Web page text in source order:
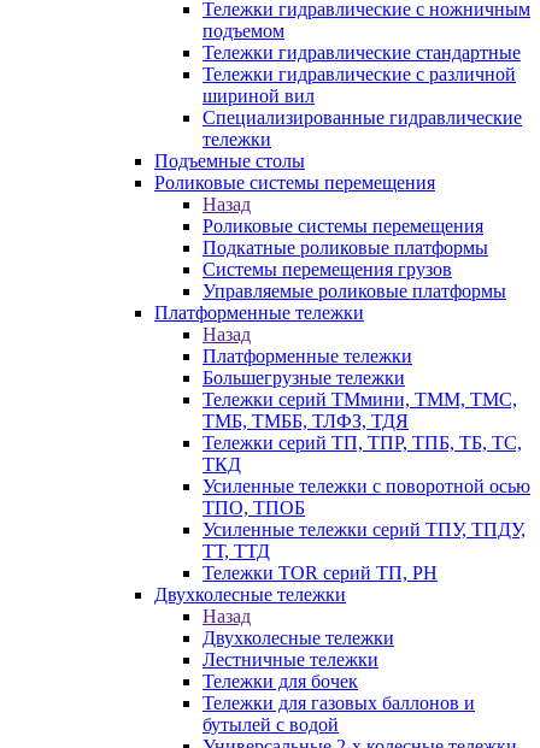
Тележки гидравлические с ножничным
подъемом
Тележки гидравлические стандартные
Тележки гидравлические с различной
шириной вил
Специализированные гидравлические
тележки
Подъемные столы
Роликовые системы перемещения
Назад
Роликовые системы перемещения
Подкатные роликовые платформы
Системы перемещения грузов
Управляемые роликовые платформы
Платформенные тележки
Назад
Платформенные тележки
Большегрузные тележки
Тележки серий ТМмини, ТММ, ТМС,
ТМБ, ТМББ, ТЛФЗ, ТДЯ
Тележки серий ТП, ТПР, ТПБ, ТБ, ТС,
ТКД
Усиленные тележки с поворотной осью
ТПО, ТПОБ
Усиленные тележки серий ТПУ, ТПДУ,
ТТ, ТТД
Тележки TOR серий ТП, PH
Двухколесные тележки
Назад
Двухколесные тележки
Лестничные тележки
Тележки для бочек
Тележки для газовых баллонов и
бутылей с водой